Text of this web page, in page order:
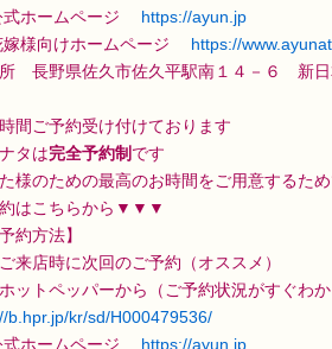
ホームページ https://ayun.jp
様向けホームページ https://
長野県佐久市佐久平駅南１４－６ 新日
間ご予約受け付けております
タは完全予約制 です
様のための最高のお時間をご用意するた
約はこちらから▼▼▼
約方法】
来店時に次回のご予約（オススメ）
ットペッパーから（ご予約状況がすぐわか
b.hpr.jp/kr/sd/H000479536/
ホームページ https://ayun.jp